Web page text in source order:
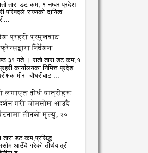
तारा डट कम, १ नम्वर प्रदेश
परिषदले राज्यको दायित्व
प्रहरी प्रमुखबाट
निर्देशन
३१ गते । रातो तारा डट कम,१
कार्यालयका निमित्त प्रदेश
मीरा चौधरीबाट ...
तीर्थ यात्रीहरू
गरी जोमसोम आउदै
तीनको मृत्यु, २०
डट कम,प्रसिद्ध
आउँदै गरेको तीर्थयात्री